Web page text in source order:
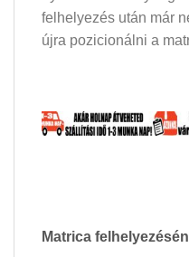
felhelyezés után már
újra pozicionálni a
Matrica